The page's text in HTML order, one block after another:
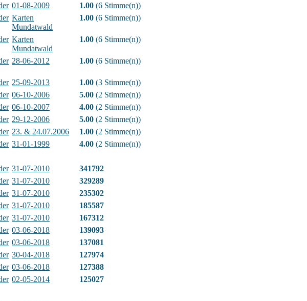
01-08-2009 1.00 (6 Stimme(n))
Karten
Mundatwald
1.00 (6 Stimme(n))
Karten
Mundatwald
1.00 (6 Stimme(n))
28-06-2012 1.00 (6 Stimme(n))
25-09-2013 1.00 (3 Stimme(n))
06-10-2006 5.00 (2 Stimme(n))
06-10-2007 4.00 (2 Stimme(n))
29-12-2006 5.00 (2 Stimme(n))
23. & 24.07.2006 1.00 (2 Stimme(n))
31-01-1999 4.00 (2 Stimme(n))
31-07-2010
341792
31-07-2010
329289
31-07-2010
235302
31-07-2010
185587
31-07-2010
167312
03-06-2018
139093
03-06-2018
137081
30-04-2018
127974
03-06-2018
127388
02-05-2014
125027